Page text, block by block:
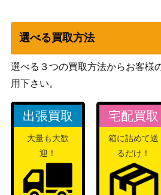
選べる買取方法
選べる３つの買取方法からお客様
用下さい。
出張買取
大量も大歓
迎！
宅配買取
箱に詰めて送
るだけ！